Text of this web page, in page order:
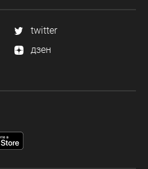
twitter
дзен